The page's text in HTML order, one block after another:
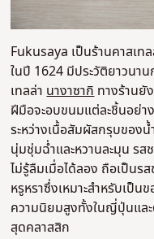
Fukusaya เป็นร้านคาสเท
ในปี 1624 มีประวัติยาวนา
เทลล่านางาซากิทางร้านยั
ฝีมือจะอบขนมแต่ละชิ้นอย่
ระหว่างเนื้อสัมผัสกรุบของ
นุ่มชุ่มฉ่ำและหวานละมุน รส
ไม่รู้ลืมเมื่อได้ลอง ถือเป็นร
หรูหราซึ่งเหมาะสำหรับเป็
ความนิยมสูงทั้งในญี่ปุ่นและ
สุดคลาสสิก